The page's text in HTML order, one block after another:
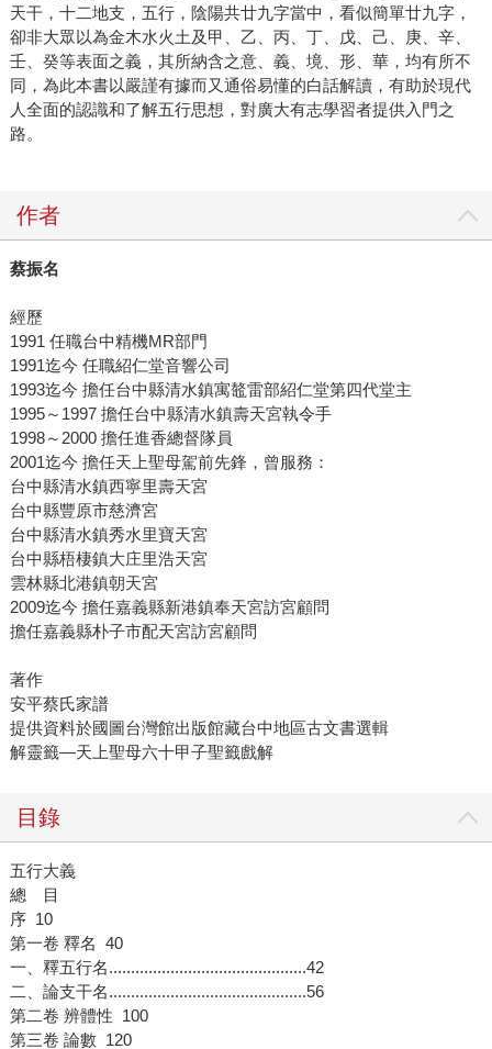
天干，十二地支，五行，陰陽共廿九字當中，看似簡單廿九字，
卻非大眾以為金木水火土及甲、乙、丙、丁、戊、己、庚、辛、
壬、癸等表面之義，其所納含之意、義、境、形、華，均有所不
同，為此本書以嚴謹有據而又通俗易懂的白話解讀，有助於現代
人全面的認識和了解五行思想，對廣大有志學習者提供入門之
路。
作者
蔡振名
經歷
1991 任職台中精機MR部門
1991迄今 任職紹仁堂音響公司
1993迄今 擔任台中縣清水鎮寓鼇雷部紹仁堂第四代堂主
1995～1997 擔任台中縣清水鎮壽天宮執令手
1998～2000 擔任進香總督隊員
2001迄今 擔任天上聖母駕前先鋒，曾服務：
台中縣清水鎮西寧里壽天宮
台中縣豐原市慈濟宮
台中縣清水鎮秀水里寶天宮
台中縣梧棲鎮大庄里浩天宮
雲林縣北港鎮朝天宮
2009迄今 擔任嘉義縣新港鎮奉天宮訪宮顧問
擔任嘉義縣朴子市配天宮訪宮顧問
著作
安平蔡氏家譜
提供資料於國圖台灣館出版館藏台中地區古文書選輯
解靈籤—天上聖母六十甲子聖籤戲解
目錄
五行大義
總 目
序 10
第一卷 釋名 40
一、釋五行名.............................................42
二、論支干名.............................................56
第二卷 辨體性 100
第三卷 論數 120